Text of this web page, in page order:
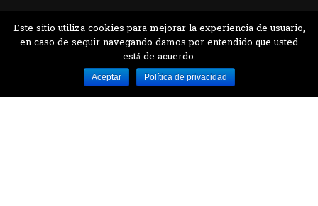
Desarrollado por MJTEC.
Este sitio utiliza cookies para mejorar la experiencia de usuario,
en caso de seguir navegando damos por entendido que usted
está de acuerdo.
Aceptar Política de privacidad